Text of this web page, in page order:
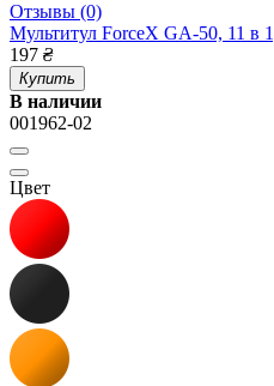
Отзывы (0)
Мультитул ForceX GA-50, 11 в
197 ₴
Купить
В наличии
001962-02
Цвет